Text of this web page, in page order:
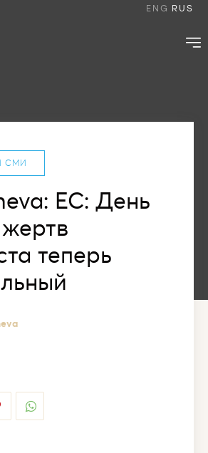
ENG RUS
СМИ
ЕС: День
теперь